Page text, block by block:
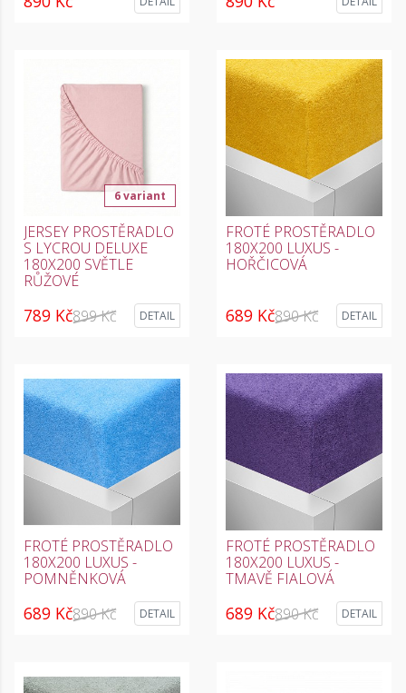
6 variant
JERSEY PROSTĚRADLO
S LYCROU DELUXE
180X200 SVĚTLE
RŮŽOVÉ
789 Kč899 Kč DETAIL
FROTÉ PROSTĚRADLO
180X200 LUXUS -
HOŘČICOVÁ
689 Kč890 Kč DETAIL
FROTÉ PROSTĚRADLO
180X200 LUXUS -
POMNĚNKOVÁ
689 Kč890 Kč DETAIL
FROTÉ PROSTĚRADLO
180X200 LUXUS -
TMAVĚ FIALOVÁ
689 Kč890 Kč DETAIL